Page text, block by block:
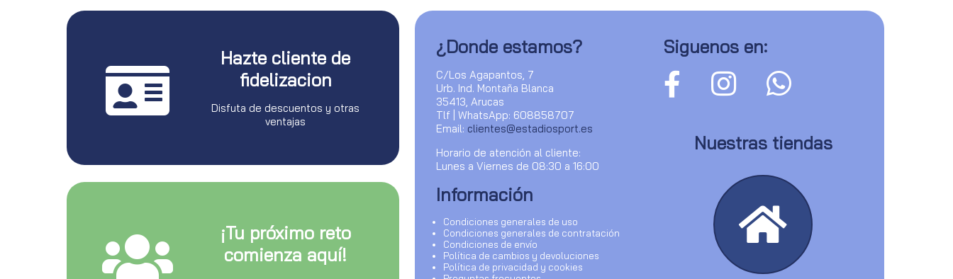
Hazte cliente de
fidelizacion
Disfuta de descuentos y otras
ventajas
¡Tu próximo reto
comienza aquí!
¿Donde estamos?
C/Los Agapantos, 7
Urb. Ind. Montaña Blanca
35413, Arucas
Tlf | WhatsApp: 608858707
Email: clientes@estadiosport.es
Horario de atención al cliente:
Lunes a Viernes de 08:30 a 16:00
Información
Condiciones generales de uso
Condiciones generales de contratación
Condiciones de envío
Política de cambios y devoluciones
Política de privacidad y cookies
Siguenos en:
Nuestras tiendas